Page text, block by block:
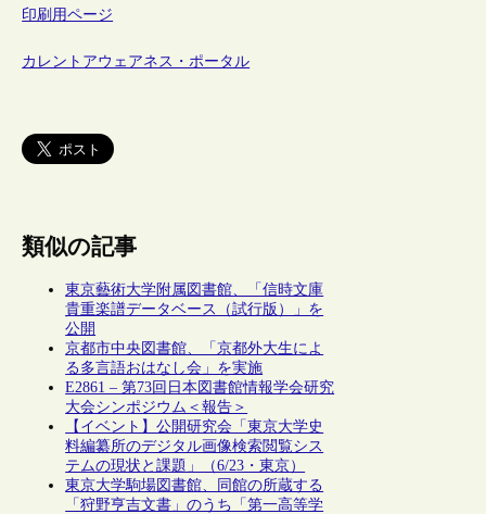
印刷用ページ
カレントアウェアネス・ポータル
類似の記事
東京藝術大学附属図書館、「信時文庫
貴重楽譜データベース（試行版）」を
公開
京都市中央図書館、「京都外大生によ
る多言語おはなし会」を実施
E2861 – 第73回日本図書館情報学会研究
大会シンポジウム＜報告＞
【イベント】公開研究会「東京大学史
料編纂所のデジタル画像検索閲覧シス
テムの現状と課題」（6/23・東京）
東京大学駒場図書館、同館の所蔵する
「狩野亨吉文書」のうち「第一高等学